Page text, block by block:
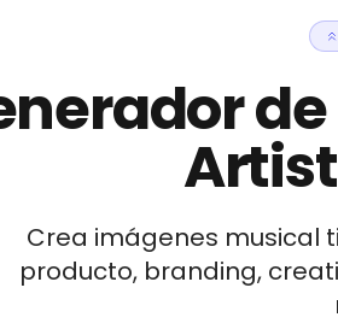
Crea imágenes musical
producto, branding,